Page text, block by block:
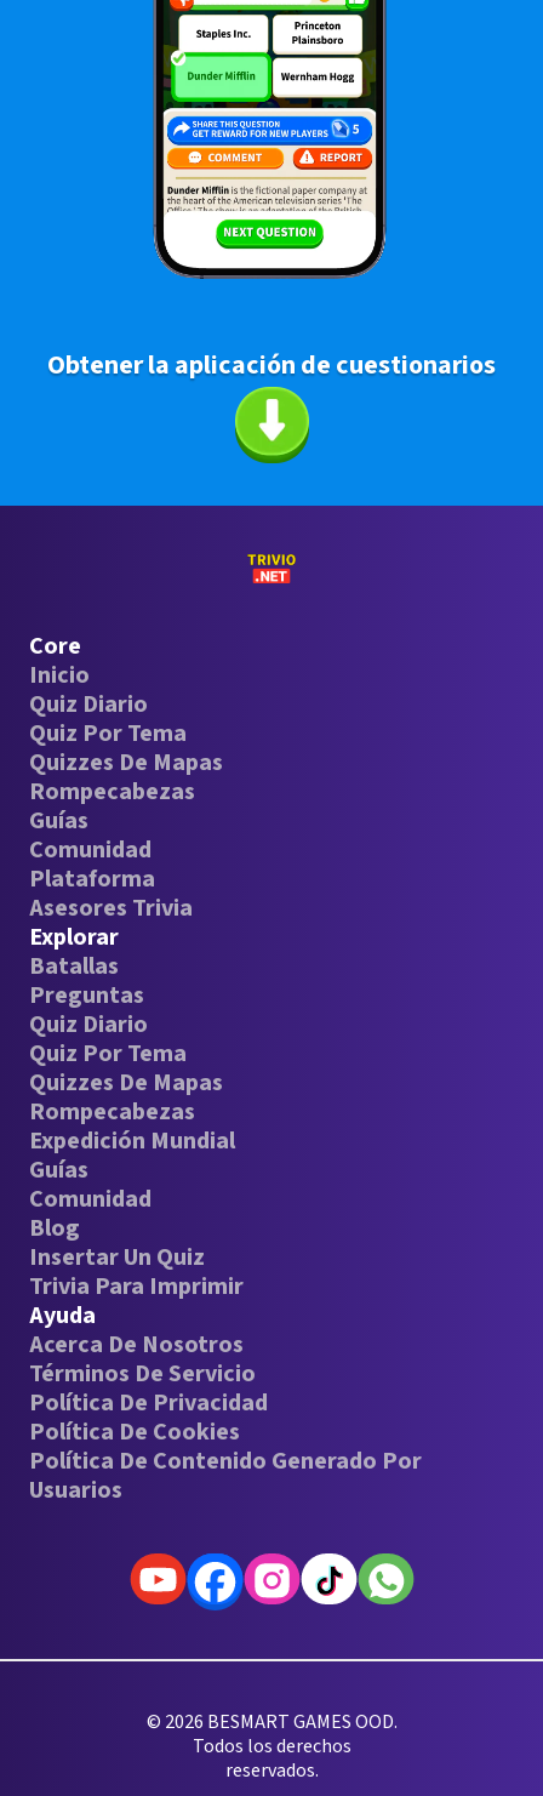
Obtener la aplicación de cuestionarios
Core
Inicio
Quiz Diario
Quiz Por Tema
Quizzes De Mapas
Rompecabezas
Guías
Comunidad
Plataforma
Asesores Trivia
Explorar
Batallas
Preguntas
Quiz Diario
Quiz Por Tema
Quizzes De Mapas
Rompecabezas
Expedición Mundial
Guías
Comunidad
Blog
Insertar Un Quiz
Trivia Para Imprimir
Ayuda
Acerca De Nosotros
Términos De Servicio
Política De Privacidad
Política De Cookies
Política De Contenido Generado Por
Usuarios
© 2026 BESMART GAMES OOD.
Todos los derechos
reservados.